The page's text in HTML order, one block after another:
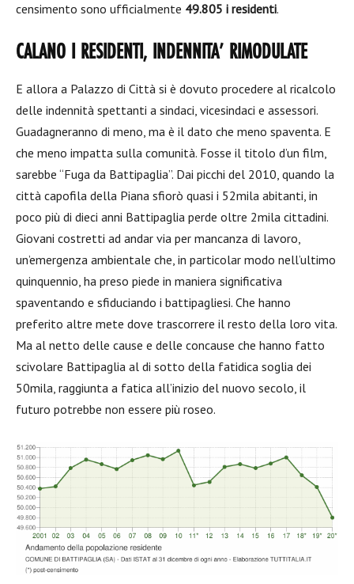
censimento sono ufficialmente 49.805 i residenti.
CALANO I RESIDENTI, INDENNITA’ RIMODULATE
E allora a Palazzo di Città si è dovuto procedere al ricalcolo
delle indennità spettanti a sindaci, vicesindaci e assessori.
Guadagneranno di meno, ma è il dato che meno spaventa. E
che meno impatta sulla comunità. Fosse il titolo d’un film,
sarebbe “Fuga da Battipaglia”. Dai picchi del 2010, quando la
città capofila della Piana sfiorò quasi i 52mila abitanti, in
poco più di dieci anni Battipaglia perde oltre 2mila cittadini.
Giovani costretti ad andar via per mancanza di lavoro,
un’emergenza ambientale che, in particolar modo nell’ultimo
quinquennio, ha preso piede in maniera significativa
spaventando e sfiduciando i battipagliesi. Che hanno
preferito altre mete dove trascorrere il resto della loro vita.
Ma al netto delle cause e delle concause che hanno fatto
scivolare Battipaglia al di sotto della fatidica soglia dei
50mila, raggiunta a fatica all’inizio del nuovo secolo, il
futuro potrebbe non essere più roseo.